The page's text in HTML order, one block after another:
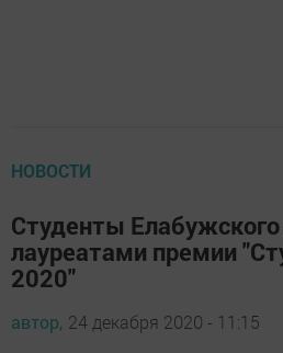
НОВОСТИ
Студенты Елабужского
лауреатами премии
2020"
автор, 24 декабря 2020 - 11:15